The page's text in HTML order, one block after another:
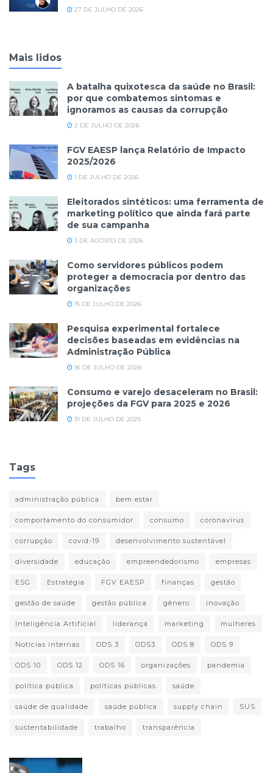
27 DE JULHO DE 2026
Mais lidos
A batalha quixotesca da saúde no Brasil:
por que combatemos sintomas e
ignoramos as causas da corrupção
2 DE JULHO DE 2026
FGV EAESP lança Relatório de Impacto
2025/2026
1 DE JULHO DE 2026
Eleitorados sintéticos: uma ferramenta de
marketing político que ainda fará parte
de sua campanha
3 DE AGOSTO DE 2026
Como servidores públicos podem
proteger a democracia por dentro das
organizações
15 DE JULHO DE 2026
Pesquisa experimental fortalece
decisões baseadas em evidências na
Administração Pública
16 DE JULHO DE 2026
Consumo e varejo desaceleram no Brasil:
projeções da FGV para 2025 e 2026
31 DE JULHO DE 2025
Tags
administração pública bem estar
comportamento do consumidor consumo coronavírus
corrupção covid-19 desenvolvimento sustentável
diversidade educação empreendedorismo empresas
ESG Estratégia FGV EAESP finanças gestão
gestão de saúde gestão pública gênero inovação
Inteligência Artificial liderança marketing mulheres
Notícias internas ODS 3 ODS3 ODS 8 ODS 9
ODS 10 ODS 12 ODS 16 organizações pandemia
política pública políticas públicas saúde
saúde de qualidade saúde pública supply chain SUS
sustentabilidade trabalho transparência